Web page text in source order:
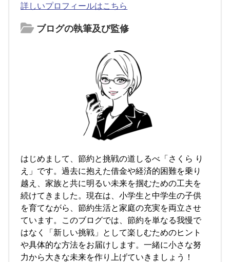
詳しいプロフィールはこちら
ブログの執筆及び監修
はじめまして、節約と挑戦の道しるべ「さくら り
え」です。過去に抱えた借金や経済的困難を乗り
越え、家族と共に明るい未来を掴むための工夫を
続けてきました。現在は、小学生と中学生の子供
を育てながら、節約生活と家庭の充実を両立させ
ています。このブログでは、節約を単なる我慢で
はなく「新しい挑戦」として楽しむためのヒント
や具体的な方法をお届けします。一緒に小さな努
力から大きな未来を作り上げていきましょう！